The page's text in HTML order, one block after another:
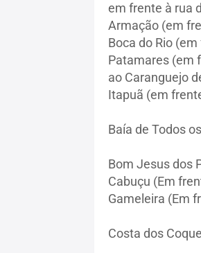
em frente à rua
Armação (em
Boca do Rio
Patamares (em
ao Caranguejo
Itapuã (em
Baía de Todos
Bom Jesus dos
Cabuçu (Em
Gameleira (Em
Costa dos